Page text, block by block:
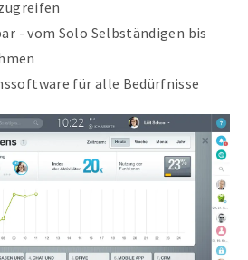
- vom Solo Selbständigen bis
für alle Bedürfnisse